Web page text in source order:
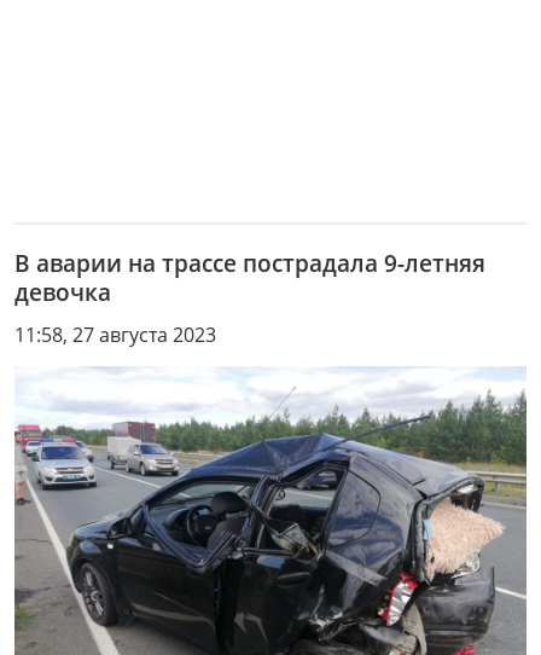
В аварии на трассе пострадала 9-летняя
девочка
11:58, 27 августа 2023